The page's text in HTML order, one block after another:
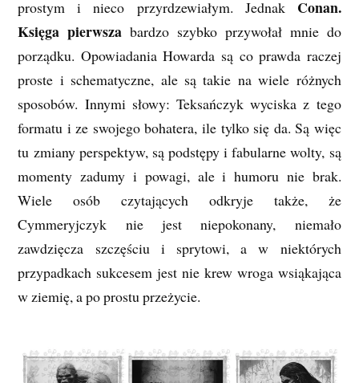
prostym i nieco przyrdzewiałym. Jednak Conan.
Księga pierwsza bardzo szybko przywołał mnie do
porządku. Opowiadania Howarda są co prawda raczej
proste i schematyczne, ale są takie na wiele różnych
sposobów. Innymi słowy: Teksańczyk wyciska z tego
formatu i ze swojego bohatera, ile tylko się da. Są więc
tu zmiany perspektyw, są podstępy i fabularne wolty, są
momenty zadumy i powagi, ale i humoru nie brak.
Wiele osób czytających odkryje także, że
Cymmeryjczyk nie jest niepokonany, niemało
zawdzięcza szczęściu i sprytowi, a w niektórych
przypadkach sukcesem jest nie krew wroga wsiąkająca
w ziemię, a po prostu przeżycie.